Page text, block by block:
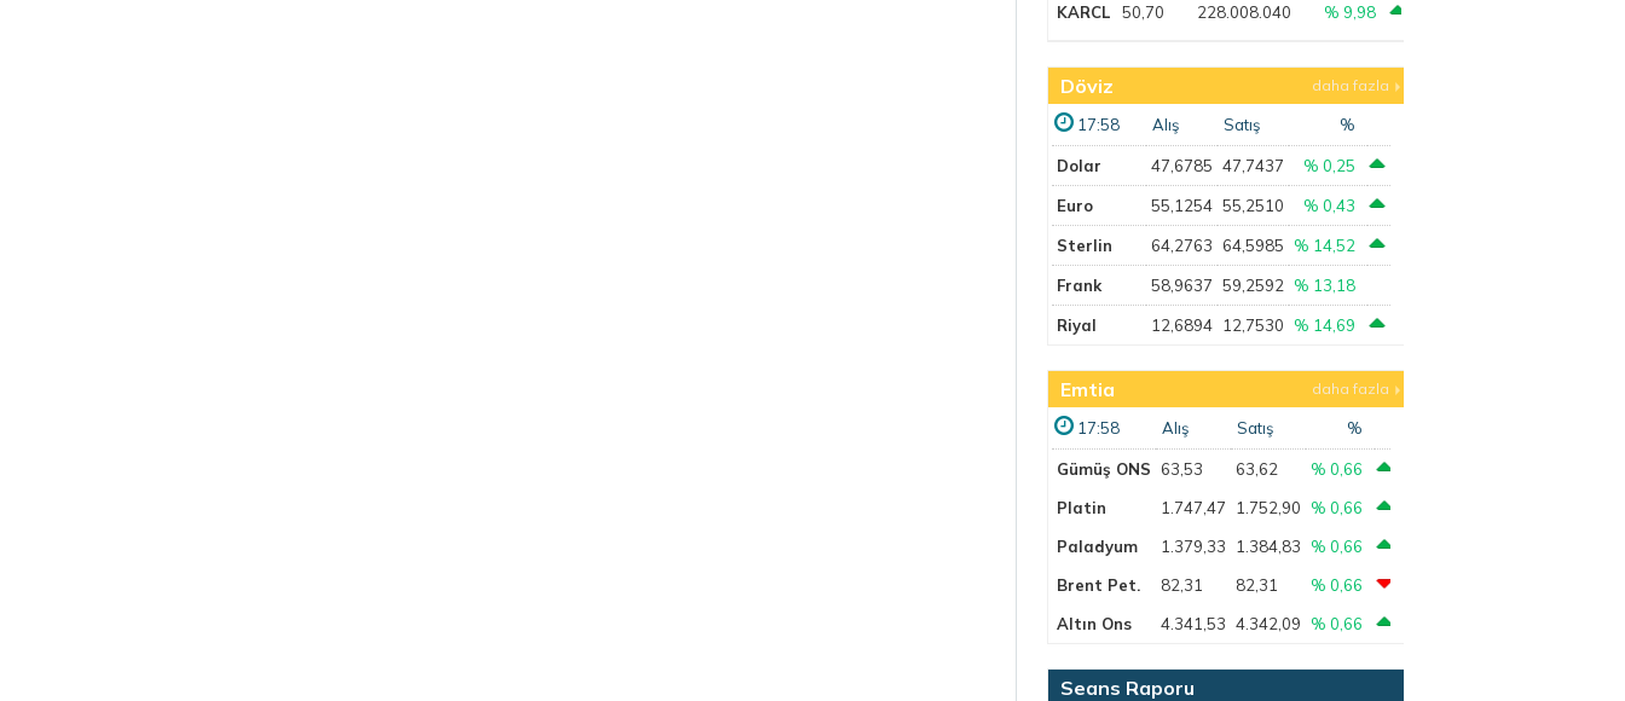
KARCL 50,70 228.008.040 % 9,98
Döviz daha fazla
17:58 Alış Satış %
Dolar 47,6785 47,7437 % 0,25
Euro 55,1254 55,2510 % 0,43
Sterlin 64,2763 64,5985 % 14,52
Frank 58,9637 59,2592 % 13,18
Riyal 12,6894 12,7530 % 14,69
Emtia daha fazla
17:58 Alış Satış %
Gümüş ONS 63,53 63,62
% 0,66
Platin
1.747,47 1.752,90
% 0,66
Paladyum
1.379,33 1.384,83
% 0,66
Brent Pet.
82,31 82,31
% 0,66
Altın Ons
4.341,53 4.342,09 % 0,66
Seans Raporu